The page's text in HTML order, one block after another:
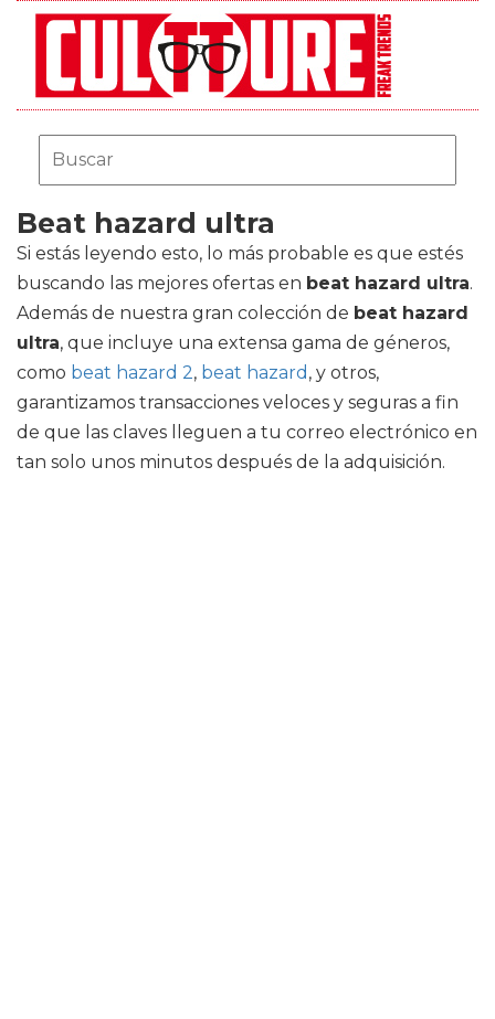
Beat hazard ultra
Si estás leyendo esto, lo más probable es que estés
buscando las mejores ofertas en beat hazard ultra.
Además de nuestra gran colección de beat hazard
ultra, que incluye una extensa gama de géneros,
como beat hazard 2, beat hazard , y otros,
garantizamos transacciones veloces y seguras a fin
de que las claves lleguen a tu correo electrónico en
tan solo unos minutos después de la adquisición.